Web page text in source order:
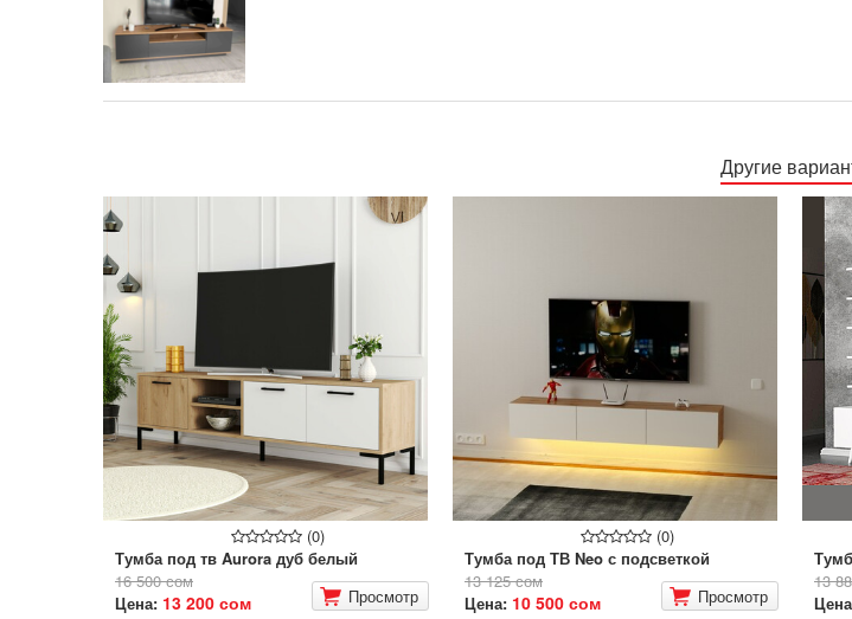
Другие
(0)
Тумба под тв Aurora дуб белый
16 500 сом
Цена: 13 200 сом Просмотр
(0)
Тумба под ТВ Neo с подсветкой
13 125 сом
Цена: 10 500 сом Просмотр
13